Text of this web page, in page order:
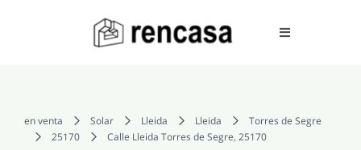
Toggle
COMPRAR
en venta Solar Lleida Lleida
Torres de Segre
25170
Calle Lleida Torres de Segre, 25170